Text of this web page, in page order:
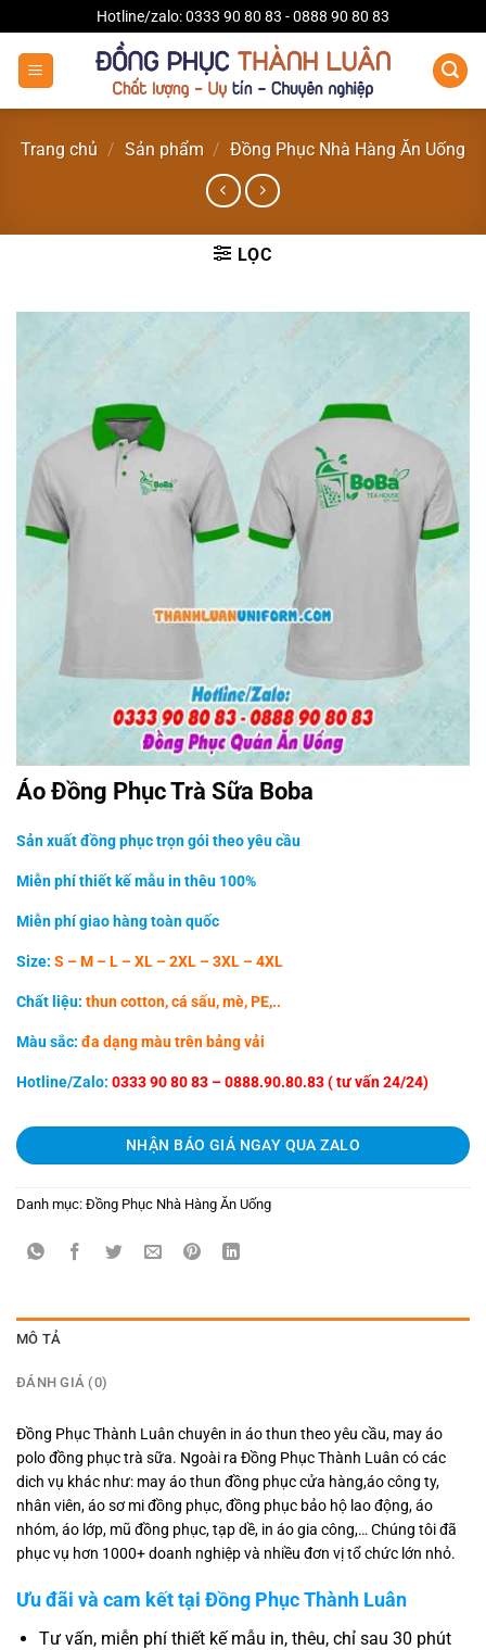
qua
dung
Hotline/zalo: 0333 90 80 83 - 0888 90 80 83
Trang chủ / Sản phẩm / Đồng Phục Nhà Hàng Ăn Uống
LỌC
Áo Đồng Phục Trà Sữa Boba
Sản xuất đồng phục trọn gói theo yêu cầu
Miễn phí thiết kế mẫu in thêu 100%
Miễn phí giao hàng toàn quốc
Size: S – M – L – XL – 2XL – 3XL – 4XL
Chất liệu: thun cotton, cá sấu, mè, PE,..
Màu sắc: đa dạng màu trên bảng vải
Hotline/Zalo: 0333 90 80 83 – 0888.90.80.83 ( tư vấn 24/24)
NHẬN BÁO GIÁ NGAY QUA ZALO
Danh mục: Đồng Phục Nhà Hàng Ăn Uống
MÔ TẢ
ĐÁNH GIÁ (0)
Đồng Phục Thành Luân chuyên in áo thun theo yêu cầu, may áo
polo đồng phục trà sữa. Ngoài ra Đồng Phục Thành Luân có các
dich vụ khác như: may áo thun đồng phục cửa hàng,áo công ty,
nhân viên, áo sơ mi đồng phục, đồng phục bảo hộ lao động, áo
nhóm, áo lớp, mũ đồng phục, tạp dề, in áo gia công,… Chúng tôi đã
phục vụ hơn 1000+ doanh nghiệp và nhiều đơn vị tổ chức lớn nhỏ.
Ưu đãi và cam kết tại Đồng Phục Thành Luân
Tư vấn, miễn phí thiết kế mẫu in, thêu, chỉ sau 30 phút